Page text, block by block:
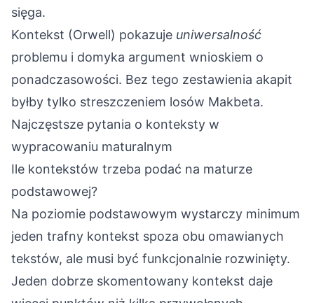
sięga.
Kontekst (Orwell) pokazuje uniwersalność
problemu i domyka argument wnioskiem o
ponadczasowości. Bez tego zestawienia akapit
byłby tylko streszczeniem losów Makbeta.
Najczęstsze pytania o konteksty w
wypracowaniu maturalnym
Ile kontekstów trzeba podać na maturze
podstawowej?
Na poziomie podstawowym wystarczy minimum
jeden trafny kontekst spoza obu omawianych
tekstów, ale musi być funkcjonalnie rozwinięty.
Jeden dobrze skomentowany kontekst daje